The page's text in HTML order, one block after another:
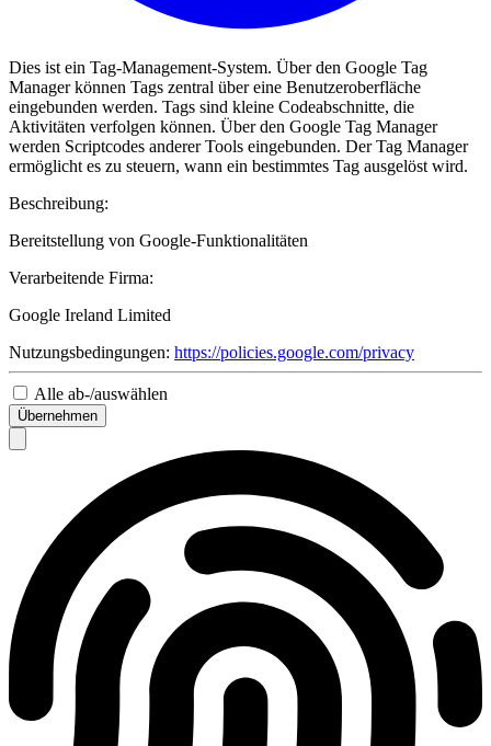
Dies ist ein Tag-Management-System. Über den Google Tag
Manager können Tags zentral über eine Benutzeroberfläche
eingebunden werden. Tags sind kleine Codeabschnitte, die
Aktivitäten verfolgen können. Über den Google Tag Manager
werden Scriptcodes anderer Tools eingebunden. Der Tag Manager
ermöglicht es zu steuern, wann ein bestimmtes Tag ausgelöst wird.
Beschreibung:
Bereitstellung von Google-Funktionalitäten
Verarbeitende Firma:
Google Ireland Limited
Nutzungsbedingungen: https://policies.google.com/privacy
Alle ab-/auswählen
Übernehmen